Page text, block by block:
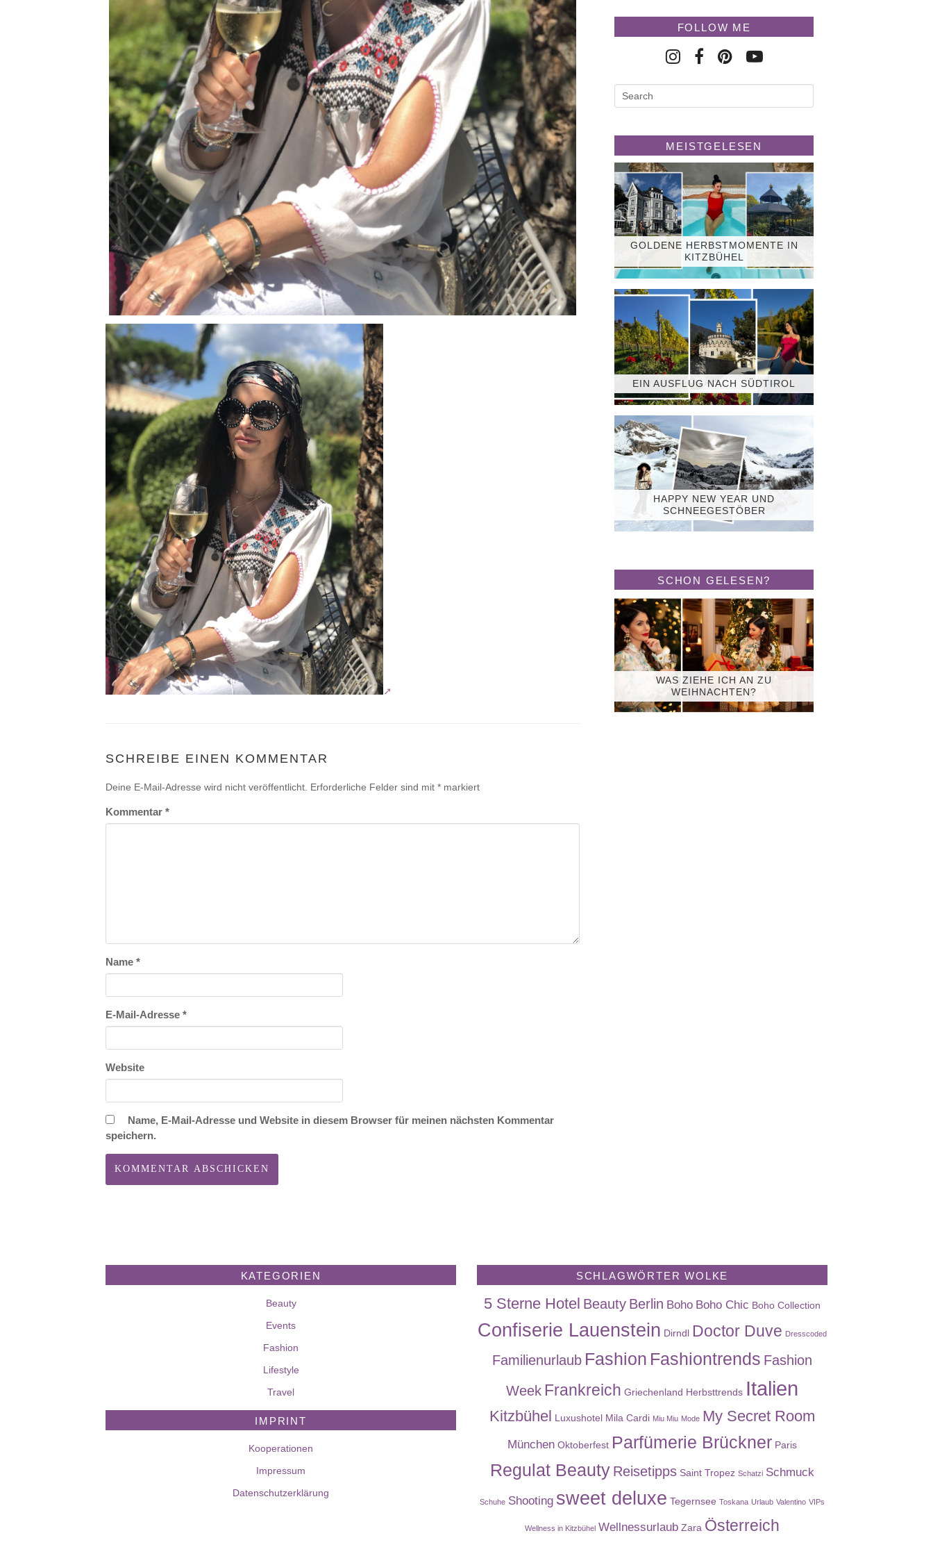
SCHREIBE EINEN KOMMENTAR
Deine E-Mail-Adresse wird nicht veröffentlicht. Erforderliche Felder sind mit * markiert
Kommentar *
Name *
E-Mail-Adresse *
Website
Name, E-Mail-Adresse und Website in diesem Browser für meinen nächsten Kommentar
speichern.
FOLLOW ME
MEISTGELESEN
GOLDENE HERBSTMOMENTE IN
KITZBÜHEL
EIN AUSFLUG NACH SÜDTIROL
HAPPY NEW YEAR UND
SCHNEEGESTÖBER
SCHON GELESEN?
WAS ZIEHE ICH AN ZU
WEIHNACHTEN?
KATEGORIEN
Beauty
Events
Fashion
Lifestyle
Travel
IMPRINT
Kooperationen
Impressum
Datenschutzerklärung
SCHLAGWÖRTER WOLKE
5 Sterne Hotel Beauty Berlin Boho Boho Chic Boho Collection
Confiserie Lauenstein Dirndl Doctor Duve Dresscoded
Familienurlaub Fashion Fashiontrends Fashion
Week Frankreich Griechenland Herbsttrends Italien
Kitzbühel Luxushotel Mila Cardi Miu Miu Mode My Secret Room
München Oktoberfest Parfümerie Brückner Paris
Regulat Beauty Reisetipps Saint Tropez Schatzi Schmuck
Schuhe Shooting sweet deluxe Tegernsee Toskana Urlaub Valentino VIPs
Wellness in Kitzbühel Wellnessurlaub Zara Österreich